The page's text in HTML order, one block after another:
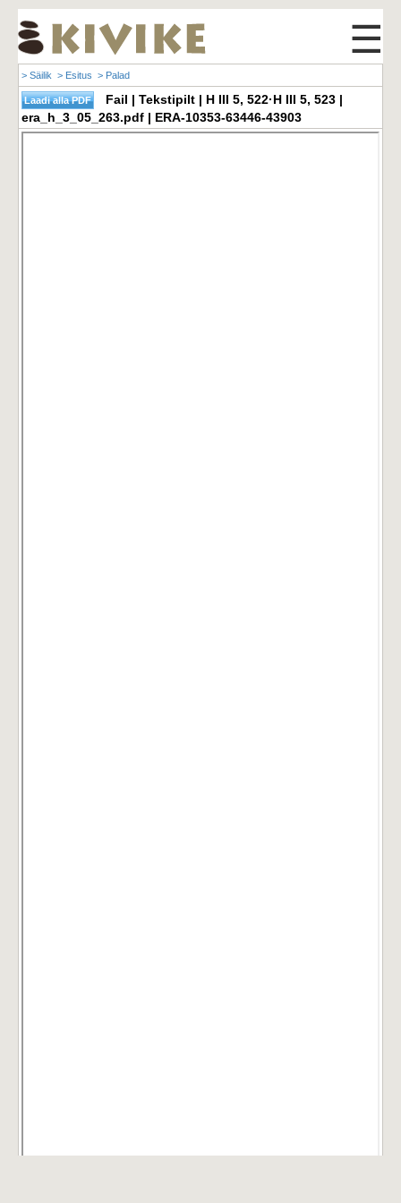
☰
> Säilik > Esitus > Palad
Fail | Tekstipilt | H III 5, 522·H III 5, 523 |
era_h_3_05_263.pdf | ERA-10353-63446-43903